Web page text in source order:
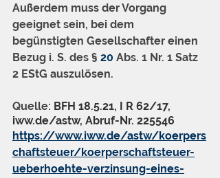
Außerdem muss der Vorgang
geeignet sein, bei dem
begünstigten Gesellschafter einen
Bezug i. S. des § 20 Abs. 1 Nr. 1 Satz
2 EStG auszulösen.
Quelle: BFH 18.5.21, I R 62/17,
iww.de/astw, Abruf-Nr. 225546
https://www.iww.de/astw/koerpers
chaftsteuer/koerperschaftsteuer-
ueberhoehte-verzinsung-eines-